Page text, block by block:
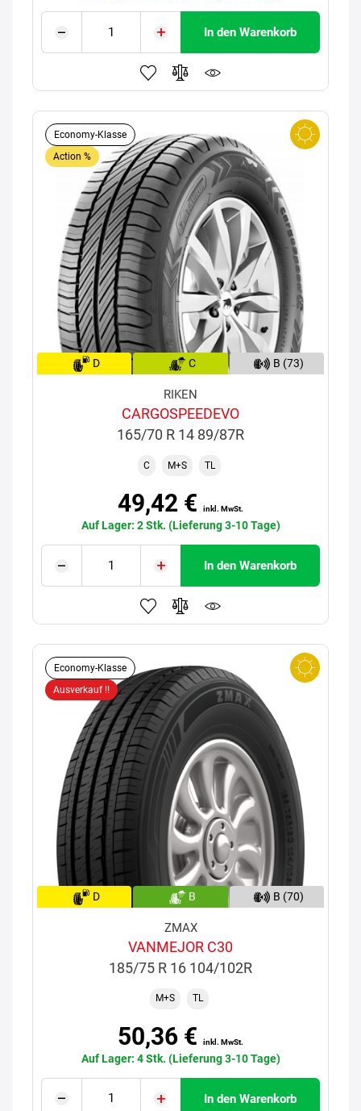
In den Warenkorb
Economy-Klasse
Action %
D C B (73)
RIKEN
CARGOSPEEDEVO
165/70 R 14 89/87R
C M+S TL
49,42 € inkl. MwSt.
Auf Lager: 2 Stk. (Lieferung 3-10 Tage)
In den Warenkorb
Economy-Klasse
Ausverkauf !!
D B B (70)
ZMAX
VANMEJOR C30
185/75 R 16 104/102R
M+S TL
50,36 € inkl. MwSt.
Auf Lager: 4 Stk. (Lieferung 3-10 Tage)
In den Warenkorb